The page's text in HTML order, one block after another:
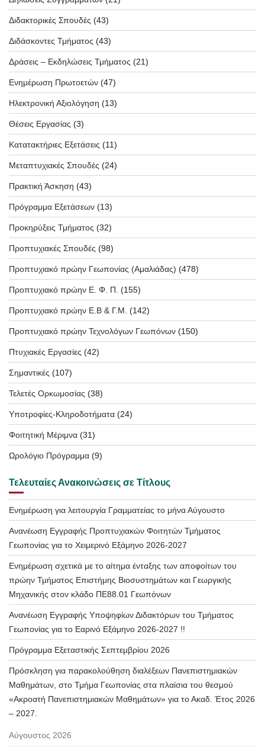
Διδακτορικές Σπουδές (43)
Διδάσκοντες Τμήματος (43)
Δράσεις – Εκδηλώσεις Τμήματος (21)
Ενημέρωση Πρωτοετών (47)
Ηλεκτρονική Αξιολόγηση (13)
Θέσεις Εργασίας (3)
Κατατακτήριες Εξετάσεις (11)
Μεταπτυχιακές Σπουδές (24)
Πρακτική Άσκηση (43)
Πρόγραμμα Εξετάσεων (13)
Προκηρύξεις Τμήματος (32)
Προπτυχιακές Σπουδές (98)
Προπτυχιακό πρώην Γεωπονίας (Αμαλιάδας) (478)
Προπτυχιακό πρώην Ε. Φ. Π. (155)
Προπτυχιακό πρώην Ε.Β & Γ.Μ. (142)
Προπτυχιακό πρώην Τεχνολόγων Γεωπόνων (150)
Πτυχιακές Εργασίες (42)
Σημαντικές (107)
Τελετές Ορκωμοσίας (38)
Υποτροφίες-Κληροδοτήματα (24)
Φοιτητική Μέριμνα (31)
Ωρολόγιο Πρόγραμμα (9)
Τελευταίες Ανακοινώσεις σε Τίτλους
Ενημέρωση για λειτουργία Γραμματείας το μήνα Αύγουστο
Ανανέωση Εγγραφής Προπτυχιακών Φοιτητών Τμήματος
Γεωπονίας για το Χειμερινό Εξάμηνο 2026-2027
Ενημέρωση σχετικά με το αίτημα ένταξης των αποφοίτων του
πρώην Τμήματος Επιστήμης Βιοσυστημάτων και Γεωργικής
Μηχανικής στον κλάδο ΠΕ88.01 Γεωπόνων
Ανανέωση Εγγραφής Υποψηφίων Διδακτόρων του Τμήματος
Γεωπονίας για το Εαρινό Εξάμηνο 2026-2027 !!
Πρόγραμμα Εξεταστικής Σεπτεμβρίου 2026
Πρόσκληση για παρακολούθηση διαλέξεων Πανεπιστημιακών
Μαθημάτων, στο Τμήμα Γεωπονίας στα πλαίσια του θεσμού
«Ακροατή Πανεπιστημιακών Μαθημάτων» για το Ακαδ. Έτος 2026
– 2027.
Αύγουστος 2026